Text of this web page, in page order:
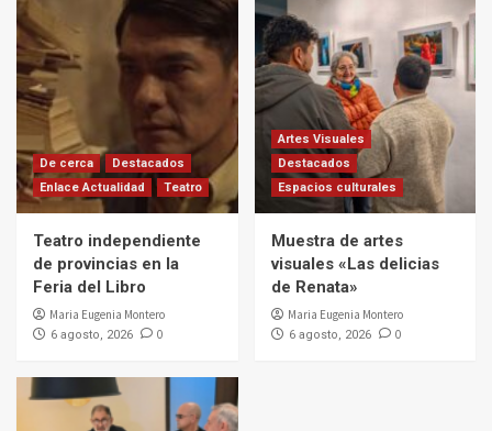
De cerca
Destacados
Enlace Actualidad
Teatro
Teatro independiente
de provincias en la
Feria del Libro
Maria Eugenia Montero
6 agosto, 2026 0
Artes Visuales
Destacados
Espacios culturales
Muestra de artes
visuales «Las delicias
de Renata»
Maria Eugenia Montero
6 agosto, 2026 0